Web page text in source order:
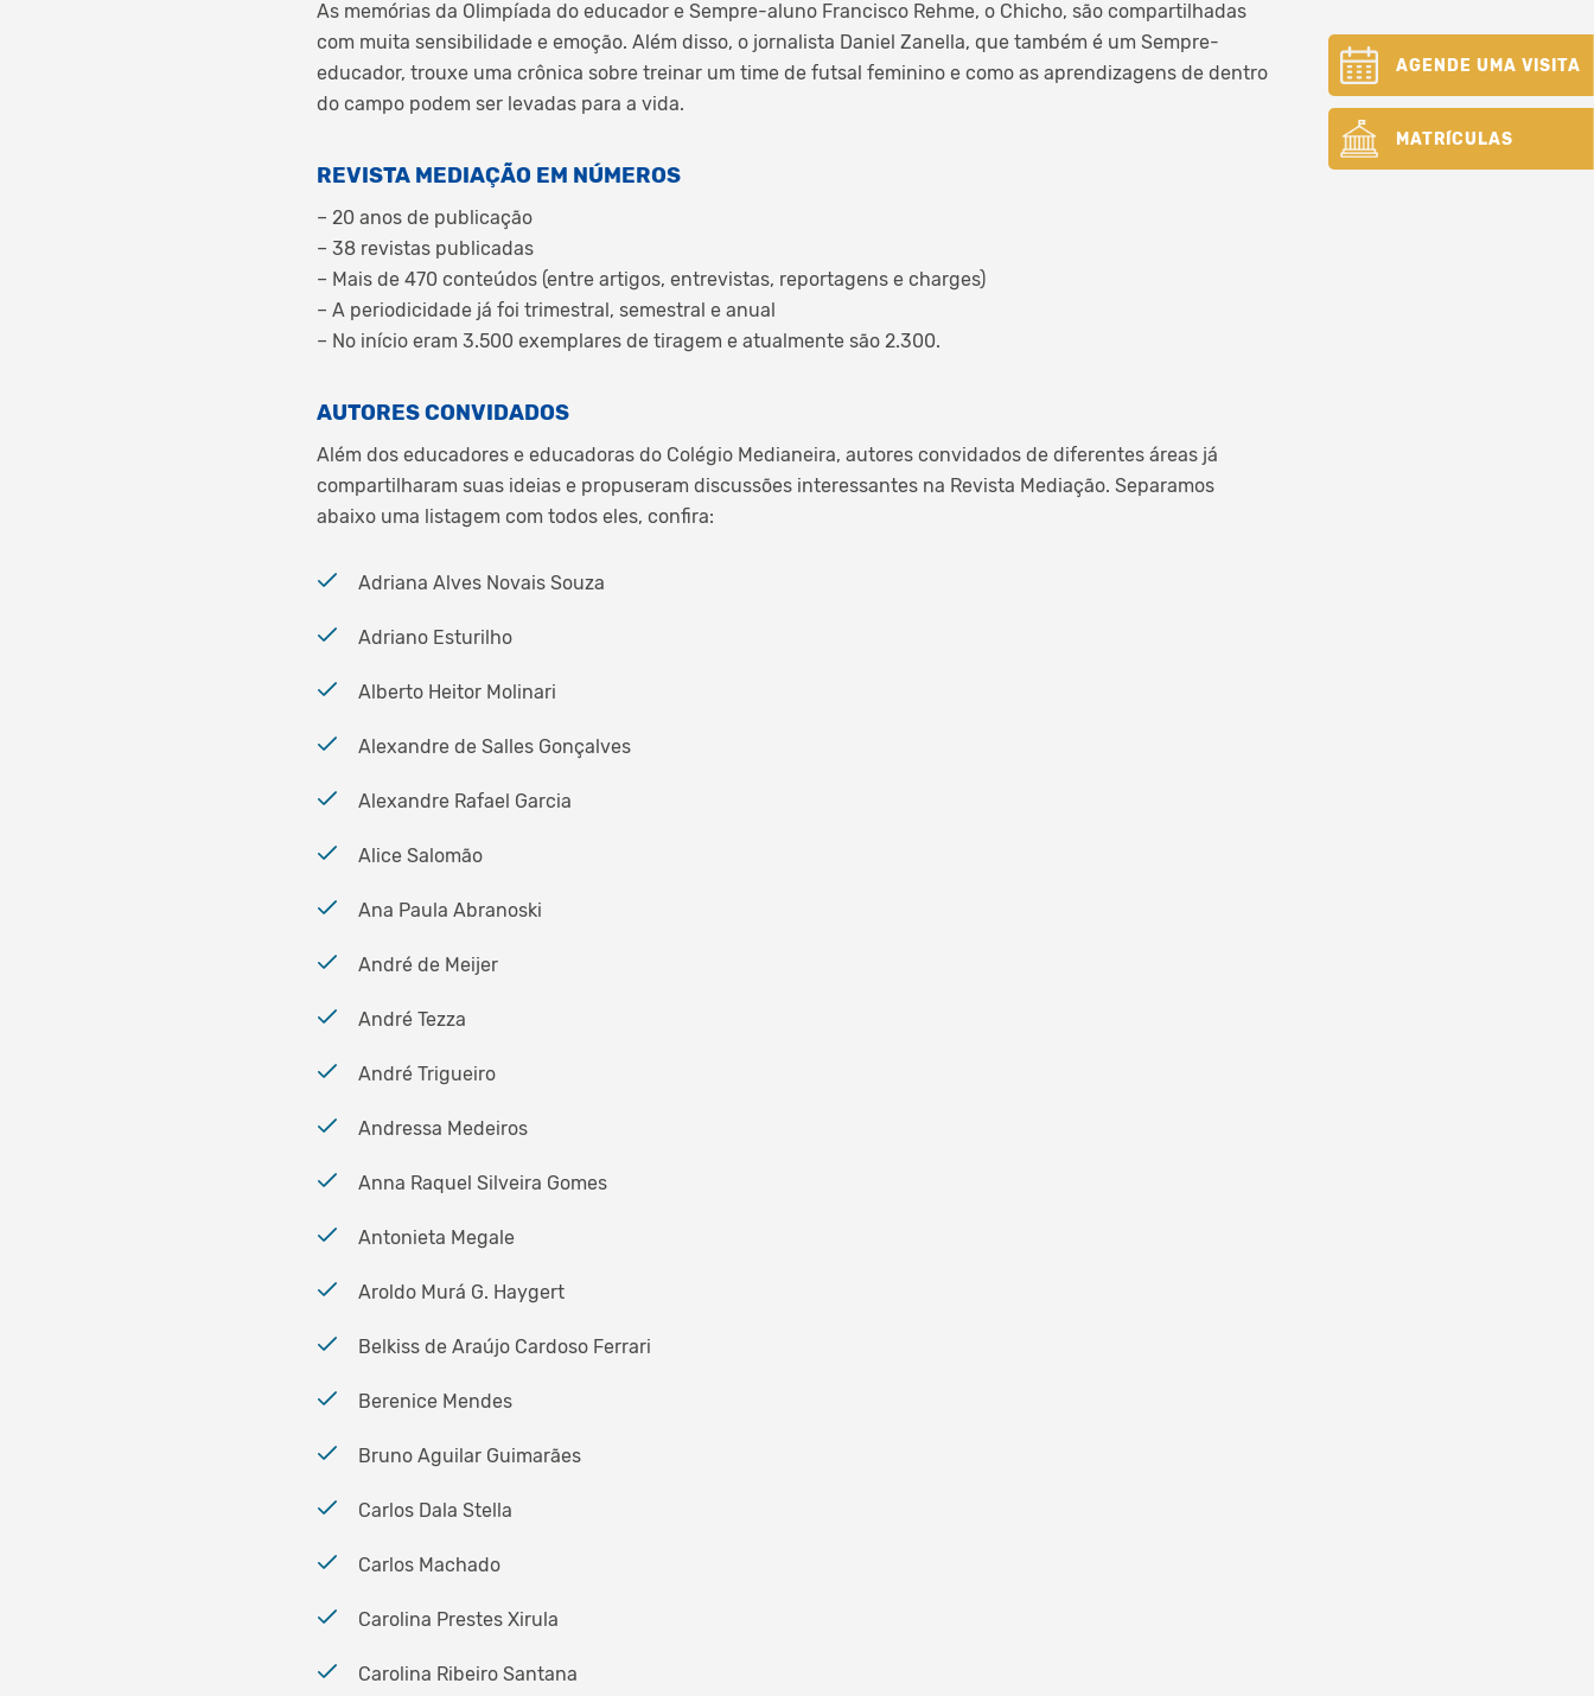
As memórias da Olimpíada do educador e Sempre-aluno Francisco Rehme, o Chicho, são compartilhadas
com muita sensibilidade e emoção. Além disso, o jornalista Daniel Zanella, que também é um Sempre-
educador, trouxe uma crônica sobre treinar um time de futsal feminino e como as aprendizagens de dentro
do campo podem ser levadas para a vida.
REVISTA MEDIAÇÃO EM NÚMEROS
– 20 anos de publicação
– 38 revistas publicadas
– Mais de 470 conteúdos (entre artigos, entrevistas, reportagens e charges)
– A periodicidade já foi trimestral, semestral e anual
– No início eram 3.500 exemplares de tiragem e atualmente são 2.300.
AUTORES CONVIDADOS
Além dos educadores e educadoras do Colégio Medianeira, autores convidados de diferentes áreas já
compartilharam suas ideias e propuseram discussões interessantes na Revista Mediação. Separamos
abaixo uma listagem com todos eles, confira:
Adriana Alves Novais Souza
Adriano Esturilho
Alberto Heitor Molinari
Alexandre de Salles Gonçalves
Alexandre Rafael Garcia
Alice Salomão
Ana Paula Abranoski
André de Meijer
André Tezza
André Trigueiro
Andressa Medeiros
Anna Raquel Silveira Gomes
Antonieta Megale
Aroldo Murá G. Haygert
Belkiss de Araújo Cardoso Ferrari
Berenice Mendes
Bruno Aguilar Guimarães
Carlos Dala Stella
Carlos Machado
Carolina Prestes Xirula
Carolina Ribeiro Santana
AGENDE UMA VISITA
MATRÍCULAS